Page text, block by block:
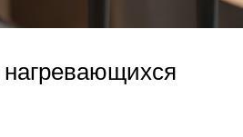
нагревающихся